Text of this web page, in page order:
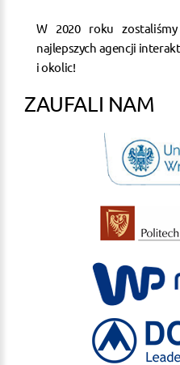
W 2020 roku
najlepszych agencji
i okolic!
ZAUFALI NAM